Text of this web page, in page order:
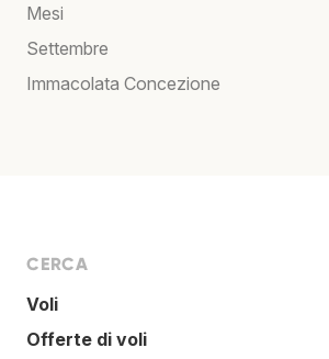
Mesi
Settembre
Immacolata Concezione
CERCA
Voli
Offerte di voli